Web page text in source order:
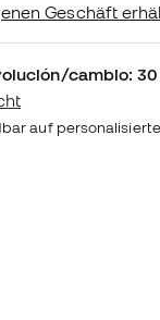
Geschäft
cambio:
auf personalisierte